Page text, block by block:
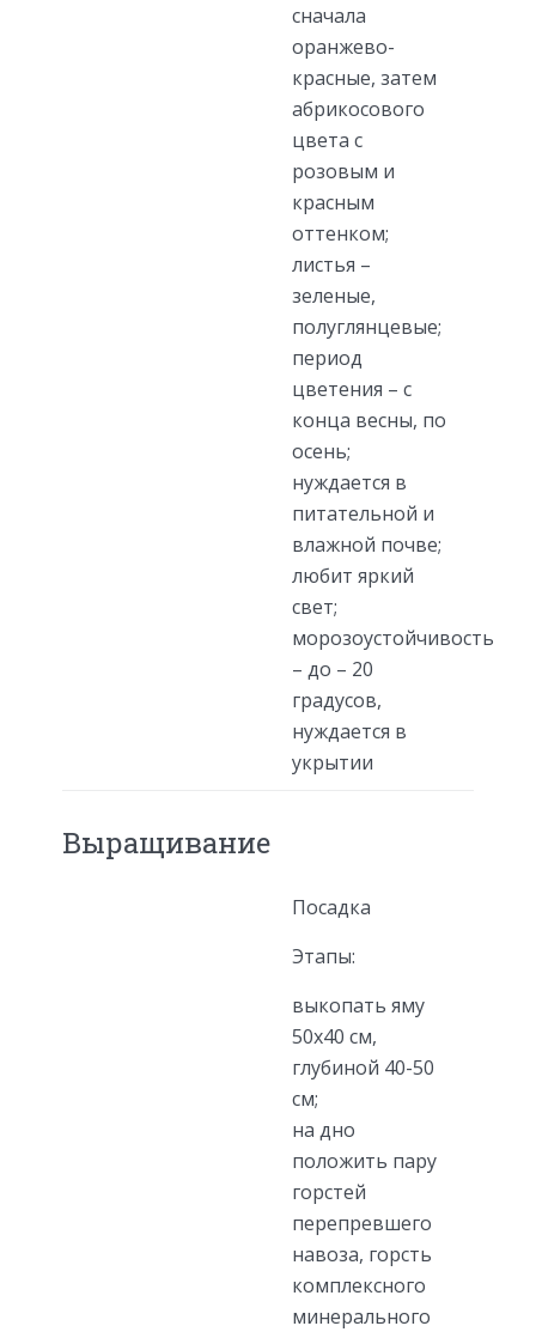
сначала
оранжево-
красные, затем
абрикосового
цвета с
розовым и
красным
оттенком;
листья –
зеленые,
полуглянцевые;
период
цветения – с
конца весны, по
осень;
нуждается в
питательной и
влажной почве;
любит яркий
свет;
морозоустойчивость
– до – 20
градусов,
нуждается в
укрытии
Выращивание
Посадка
Этапы:
выкопать яму
50х40 см,
глубиной 40-50
см;
на дно
положить пару
горстей
перепревшего
навоза, горсть
комплексного
минерального